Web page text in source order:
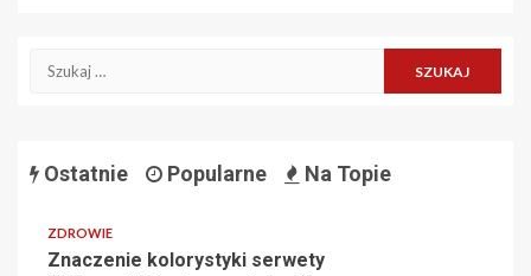
Szukaj:
Ostatnie Popularne Na Topie
ZDROWIE
Znaczenie kolorystyki serwety